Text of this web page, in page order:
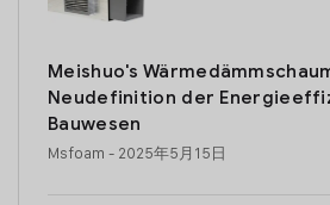
Meishuo's
Neudefinition der
Bauwesen
Msfoam - 2025年5月15日